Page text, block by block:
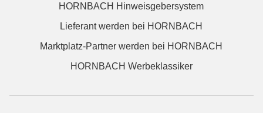
HORNBACH Hinweisgebersystem
Lieferant werden bei HORNBACH
Marktplatz-Partner werden bei HORNBACH
HORNBACH Werbeklassiker